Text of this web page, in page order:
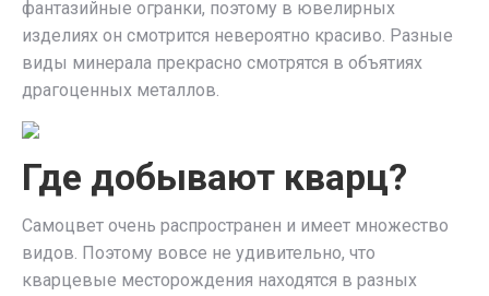
фантазийные огранки, поэтому в ювелирных
изделиях он смотрится невероятно красиво. Разные
виды минерала прекрасно смотрятся в объятиях
драгоценных металлов.
Где добывают кварц?
Самоцвет очень распространен и имеет множество
видов. Поэтому вовсе не удивительно, что
кварцевые месторождения находятся в разных